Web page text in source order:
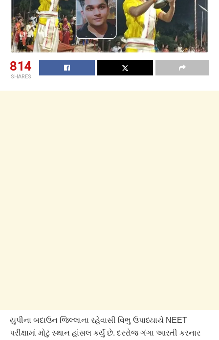
814
SHARES
યુપીના બદાઉન જિલ્લાના રહેવાસી વિભુ ઉપાધ્યાયે NEET
પરીક્ષામાં મોટું સ્થાન હાંસલ કર્યું છે. દરરોજ ગંગા આરતી કરનાર